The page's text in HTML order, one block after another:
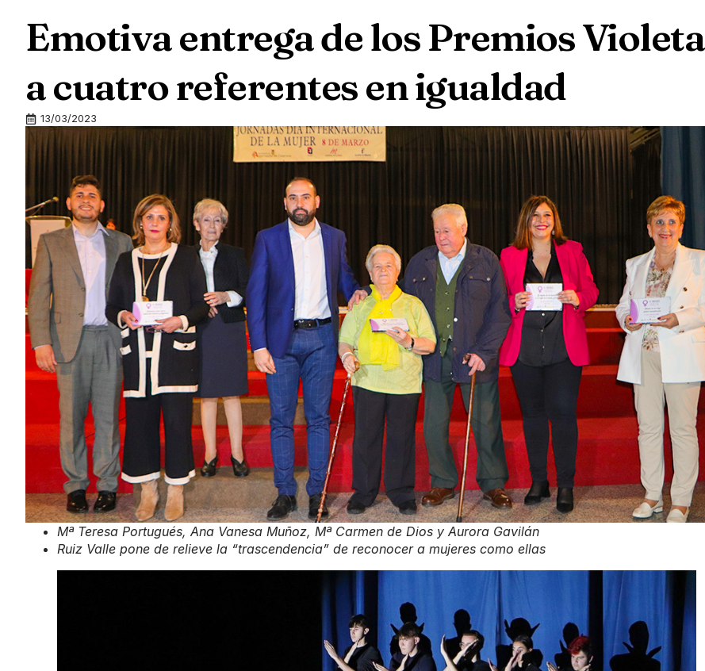
Emotiva entrega de los Premios Violeta
a cuatro referentes en igualdad
13/03/2023
Mª Teresa Portugués, Ana Vanesa Muñoz, Mª Carmen de Dios y Aurora Gavilán
Ruiz Valle pone de relieve la “trascendencia” de reconocer a mujeres como ellas